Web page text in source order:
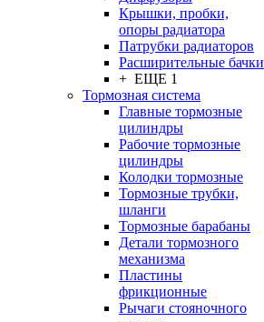
Крышки, пробки,
опоры радиатора
Патрубки радиаторов
Расширительные бачки
+ ЕЩЕ 1
Тормозная система
Главные тормозные
цилиндры
Рабочие тормозные
цилиндры
Колодки тормозные
Тормозные трубки,
шланги
Тормозные барабаны
Детали тормозного
механизма
Пластины
фрикционные
Рычаги стояночного